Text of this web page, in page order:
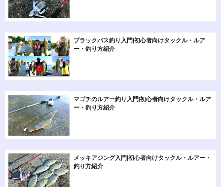
ブラックバス釣り入門|初心者向けタックル・ルア
ー・釣り方紹介
マゴチのルアー釣り入門|初心者向けタックル・ルア
ー・釣り方紹介
メッキアジング入門|初心者向けタックル・ルアー・
釣り方紹介